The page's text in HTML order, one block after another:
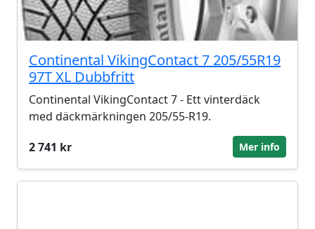
Continental VikingContact 7 205/55R19
97T XL Dubbfritt
Continental VikingContact 7 - Ett vinterdäck
med däckmärkningen 205/55-R19.
2 741 kr
Mer info